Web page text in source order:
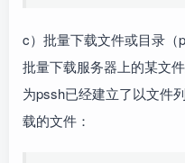
c）批量下载文件或目录（
批量下载服务器上的某文
为pssh已经建立了以文件
载的文件：